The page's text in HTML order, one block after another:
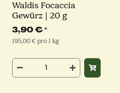
Waldis Focaccia
Gewürz | 20 g
3,90 €*
195,00 € pro 1 kg